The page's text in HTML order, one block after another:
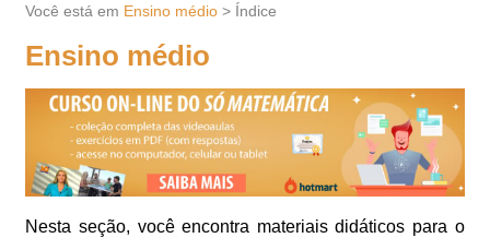
Você está em Ensino médio > Índice
Ensino médio
Nesta seção, você encontra materiais didáticos para o